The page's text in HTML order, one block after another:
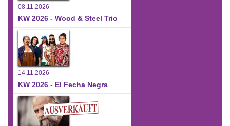
08.11.2026
KW 2026 - Wood & Steel Trio
14.11.2026
KW 2026 - El Fecha Negra